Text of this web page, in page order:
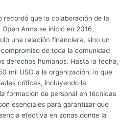
recordó que la colaboración de la
Arms se inició en 2016,
una relación financiera, sino un
de toda la comunidad
derechos humanos. Hasta la fecha,
mil USD a la organización, lo que
críticas, incluyendo la
formación de personal en técnicas
esenciales para garantizar que
efectiva en zonas donde la